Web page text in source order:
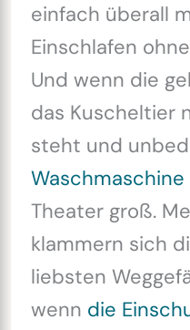
einfach überall
Einschlafen
Und wenn die
das Kuscheltier
steht und
Waschmaschine
Theater groß.
klammern sich
liebsten
wenn die